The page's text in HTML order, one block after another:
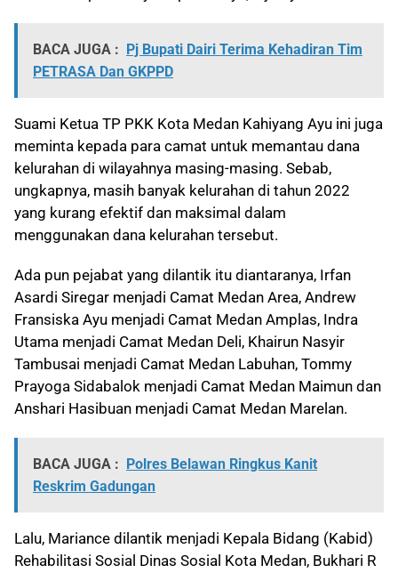
BACA JUGA : Pj Bupati Dairi Terima Kehadiran Tim
PETRASA Dan GKPPD
Suami Ketua TP PKK Kota Medan Kahiyang Ayu ini juga
meminta kepada para camat untuk memantau dana
kelurahan di wilayahnya masing-masing. Sebab,
ungkapnya, masih banyak kelurahan di tahun 2022
yang kurang efektif dan maksimal dalam
menggunakan dana kelurahan tersebut.
Ada pun pejabat yang dilantik itu diantaranya, Irfan
Asardi Siregar menjadi Camat Medan Area, Andrew
Fransiska Ayu menjadi Camat Medan Amplas, Indra
Utama menjadi Camat Medan Deli, Khairun Nasyir
Tambusai menjadi Camat Medan Labuhan, Tommy
Prayoga Sidabalok menjadi Camat Medan Maimun dan
Anshari Hasibuan menjadi Camat Medan Marelan.
BACA JUGA : Polres Belawan Ringkus Kanit
Reskrim Gadungan
Lalu, Mariance dilantik menjadi Kepala Bidang (Kabid)
Rehabilitasi Sosial Dinas Sosial Kota Medan, Bukhari R